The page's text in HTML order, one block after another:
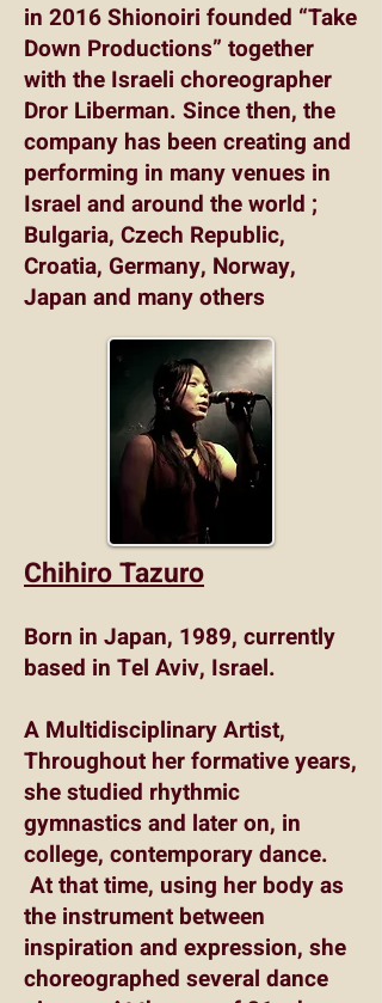
in 2016 Shionoiri founded “Take
Down Productions” together
with the Israeli choreographer
Dror Liberman. Since then, the
company has been creating and
performing in many venues in
Israel and around the world ;
Bulgaria, Czech Republic,
Croatia, Germany, Norway,
Japan and many others
Chihiro Tazuro
Born in Japan, 1989, currently
based in Tel Aviv, Israel.
A Multidisciplinary Artist,
Throughout her formative years,
she studied rhythmic
gymnastics and later on, in
college, contemporary dance.
At that time, using her body as
the instrument between
inspiration and expression, she
choreographed several dance